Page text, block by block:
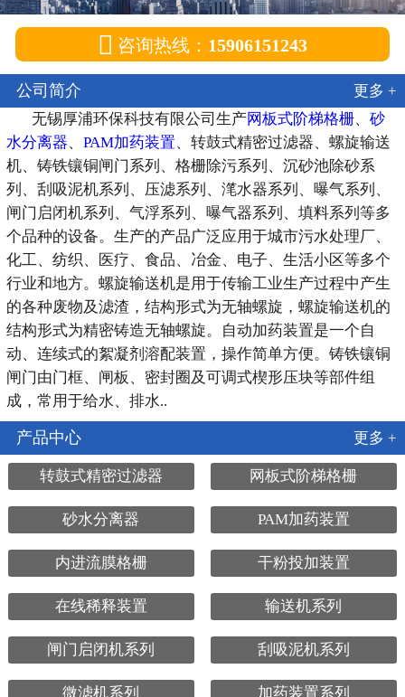
 咨询热线： 15906151243
公司简介
更多 +
无锡厚浦环保科技有限公司生产网板式阶梯格栅、砂
水分离器、 PAM加药装置、转鼓式精密过滤器、螺旋输送
机、铸铁镶铜闸门系列、格栅除污系列、沉砂池除砂系
列、刮吸泥机系列、压滤系列、滗水器系列、曝气系列、
闸门启闭机系列、气浮系列、曝气器系列、填料系列等多
个品种的设备。生产的产品广泛应用于城市污水处理厂、
化工、纺织、医疗、食品、冶金、电子、生活小区等多个
行业和地方。螺旋输送机是用于传输工业生产过程中产生
的各种废物及滤渣，结构形式为无轴螺旋，螺旋输送机的
结构形式为精密铸造无轴螺旋。自动加药装置是一个自
动、连续式的絮凝剂溶配装置，操作简单方便。铸铁镶铜
闸门由门框、闸板、密封圈及可调式楔形压块等部件组
成，常用于给水、排水..
产品中心 更多 +
转鼓式精密过滤器 网板式阶梯格栅
砂水分离器 PAM加药装置
内进流膜格栅 干粉投加装置
在线稀释装置 输送机系列
闸门启闭机系列 刮吸泥机系列
微滤机系列 加药装置系列